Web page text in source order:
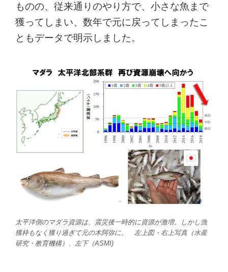
ものの、従来通りのやり方で、小さな魚まで
獲ってしまい、数年で元に戻ってしまったこ
ともデータで明示しました。
太平洋側のマダラ資源は、震災後一時的に資源が激増。しかし漁
獲枠もなく獲り過ぎて元の木阿弥に。 左上図・右上写真（水産
研究・教育機構）、左下（ASMI)